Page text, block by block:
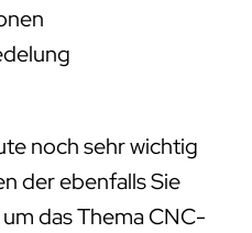
noch sehr wichtig
der ebenfalls Sie
das Thema CNC-